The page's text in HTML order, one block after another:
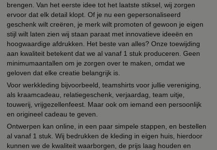
brengen. Van het eerste idee tot het laatste stiksel, wij zorgen
ervoor dat elk detail klopt. Of je nu een gepersonaliseerd
geschenk wilt creëren, je merk wilt promoten of gewoon je eigen
stijl wilt laten zien wij staan paraat met innovatieve ideeën en
hoogwaardige afdrukken. Het beste van alles? Onze toewijding
aan kwaliteit betekent dat we al vanaf 1 stuk produceren. Geen
minimumaantallen om je zorgen over te maken, omdat we
geloven dat elke creatie belangrijk is.
Voor werkkleding bijvoorbeeld, teamshirts voor jullie vereniging,
als kraamcadeau, relatiegeschenk, verjaardag, team uitje,
touwerij, vrijgezellenfeest. Maar ook om iemand een persoonlijk
en origineel cadeau te geven.
Ontwerpen kan online, in een paar simpele stappen, en bestellen
al vanaf 1 stuk. Wij bedrukken de kleding in eigen huis, hierdoor
kunnen we de kwaliteit waarborgen, de prijs laag houden en